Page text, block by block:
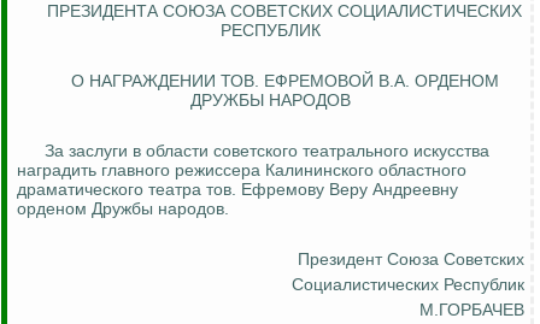
ПРЕЗИДЕНТА СОЮЗА СОВЕТСКИХ СОЦИАЛИСТИЧЕСКИХ
РЕСПУБЛИК
О НАГРАЖДЕНИИ ТОВ. ЕФРЕМОВОЙ В.А. ОРДЕНОМ
ДРУЖБЫ НАРОДОВ
За заслуги в области советского театрального искусства
наградить главного режиссера Калининского областного
драматического театра тов. Ефремову Веру Андреевну
орденом Дружбы народов.
Президент Союза Советских
Социалистических Республик
М.ГОРБАЧЕВ